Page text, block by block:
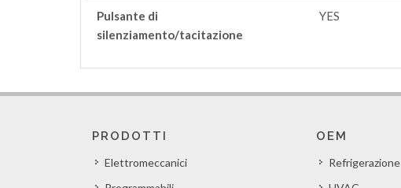
Pulsante di
silenziamento/tacitazione
YES
PRODOTTI
Elettromeccanici
OEM
Refrigerazione